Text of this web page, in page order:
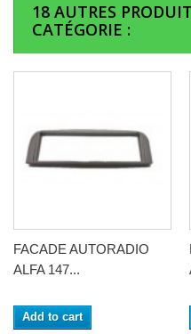
18 AUTRES
CATÉGORIE :
FACADE AUTORADIO
ALFA 147...
Add to cart